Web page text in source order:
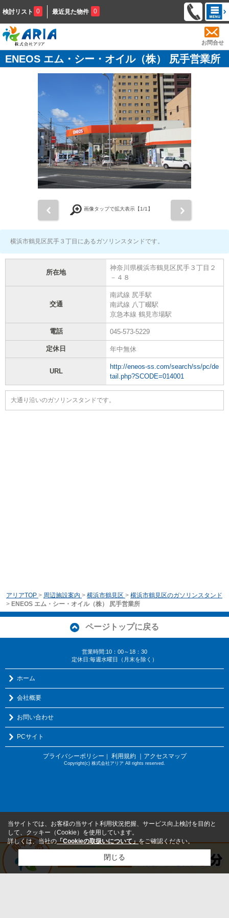
検討リスト 0 最近見た物件 0
お問合せ
ENEOS エム・シー・オイル（株） 尻手営業所
画像タップで拡大表示【1/1】
横浜市鶴見区尻手３丁目にあるガソリンスタンドです。
所在地
神奈川県横浜市鶴見区尻手３丁目２
－４８
交通
南武線 尻手駅
南武線 八丁畷駅
京急本線 鶴見市場駅
電話 045-573-5229
定休日 年中無休
URL
http://eneos-ss.com/search/ss/pc/de
tail.php?SCODE=014001
大通り沿いのガソリンスタンドです。
アリアTOP > 周辺施設案内 > 横浜市鶴見区 > 横浜市鶴見区のガソリンスタンド
> ENEOS エム・シー・オイル（株） 尻手営業所
ページトップに戻る
営業時間:10：00～18：30
定休日:毎週水曜日（月末を除く）
ホーム
会社概要
お問い合わせ
PCサイト
プライバシーポリシー ｜ 利用規約 ｜アクセスマップ
Copyright(c) 株式会社アリア All rights reserved.
当サイトでは、お客様の当サイト利用状況把握、サービス向上検討を目的と
して、クッキー（Cookie）を使用しています。
詳しくは、当社の「Cookieの取扱いについて」をご確認ください。
閉じる